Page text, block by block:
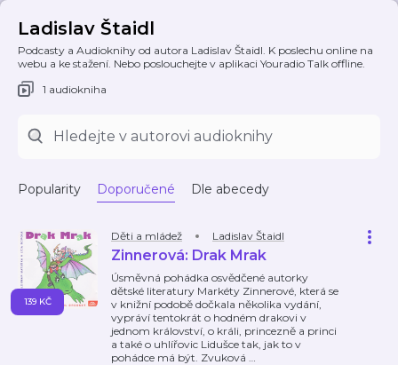
Ladislav Štaidl
Podcasty a Audioknihy od autora Ladislav Štaidl. K poslechu online na
webu a ke stažení. Nebo poslouchejte v aplikaci Youradio Talk offline.
1 audiokniha
Popularity Doporučené Dle abecedy
Děti a mládež Ladislav Štaidl
Zinnerová: Drak Mrak
Úsměvná pohádka osvědčené autorky
dětské literatury Markéty Zinnerové, která se
v knižní podobě dočkala několika vydání,
vypráví tentokrát o hodném drakovi v
jednom království, o králi, princezně a princi
a také o uhlířovic Lidušce tak, jak to v
pohádce má být. Zvuková …
139 KČ